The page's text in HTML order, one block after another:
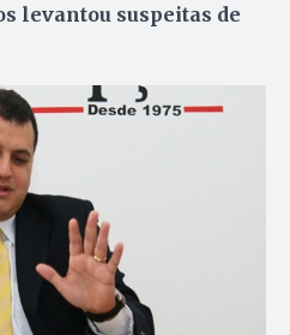
levantou suspeitas de